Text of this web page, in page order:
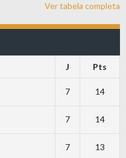
Ver tabela completa
J Pts
7 14
7 14
7 13